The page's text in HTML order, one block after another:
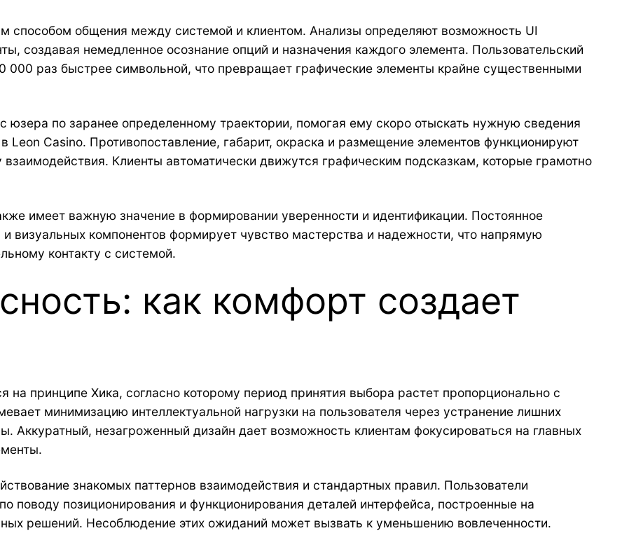
способом общения между системой и клиентом. Анализы определяют возможность UI
создавая немедленное осознание опций и назначения каждого элемента. Пользовательский
раз быстрее символьной, что превращает графические элементы крайне существенными
юзера по заранее определенному траектории, помогая ему скоро отыскать нужную сведения
Leon Casino. Противопоставление, габарит, окраска и размещение элементов функционируют
Клиенты автоматически движутся графическим подсказкам, которые грамотно
имеет важную значение в формировании уверенности и идентификации. Постоянное
визуальных компонентов формирует чувство мастерства и надежности, что напрямую
контакту с системой.
как комфорт создает
на принципе Хика, согласно которому период принятия выбора растет пропорционально с
минимизацию интеллектуальной нагрузки на пользователя через устранение лишних
Аккуратный, незагроженный дизайн дает возможность клиентам фокусироваться на главных
знакомых паттернов взаимодействия и стандартных правил. Пользователи
поводу позиционирования и функционирования деталей интерфейса, построенные на
решений. Несоблюдение этих ожиданий может вызвать к уменьшению вовлеченности.